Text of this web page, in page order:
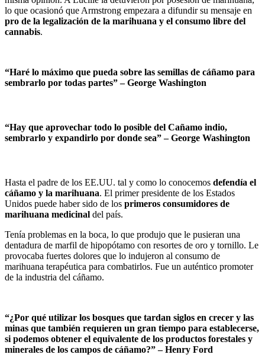
lo que ocasionó que Armstrong empezara a difundir su mensaje en
pro de la legalización de la marihuana y el consumo libre del
cannabis.
“Haré lo máximo que pueda sobre las semillas de cáñamo para
sembrarlo por todas partes” –George Washington
“Hay que aprovechar todo lo posible del Cañamo indio,
sembrarlo y expandirlo por donde sea” –George Washington
Hasta el padre de los EE.UU. tal y como lo conocemos defendía el
cáñamo y la marihuana. El primer presidente de los Estados
Unidos puede haber sido de los primeros consumidores de
marihuana medicinal del país.
Tenía problemas en la boca, lo que produjo que le pusieran una
dentadura de marfil de hipopótamo con resortes de oro y tornillo. Le
provocaba fuertes dolores que lo indujeron al consumo de
marihuana terapéutica para combatirlos. Fue un auténtico promoter
de la industria del cáñamo.
“¿Por qué utilizar los bosques que tardan siglos en crecer y las
minas que también requieren un gran tiempo para establecerse,
si podemos obtener el equivalente de los productos forestales y
minerales de los campos de cáñamo?”– Henry Ford